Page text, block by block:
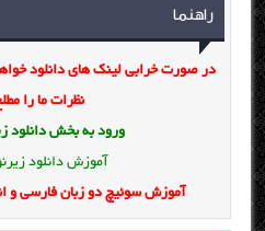
راهنما
در صورت خرابی لینک های دانلود
نظرات ما را
ورود به بخش دانلود
آموزش دانلود
آموزش سوئیچ دو زبان فارسی و